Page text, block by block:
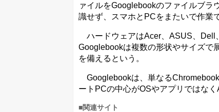
ァイルをGooglebookのファイルブラ
識せず、スマホとPCをまたいで作業
ハードウェアはAcer、ASUS、Dell
Googlebookは複数の形状やサイズで
を備えるという。
Googlebookは、単なる
ートPCの中心がOSやアプリではな
■関連サイト